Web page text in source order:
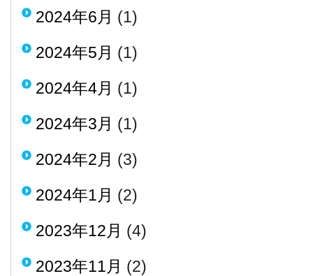
2024年6月 (1)
2024年5月 (1)
2024年4月 (1)
2024年3月 (1)
2024年2月 (3)
2024年1月 (2)
2023年12月 (4)
2023年11月 (2)